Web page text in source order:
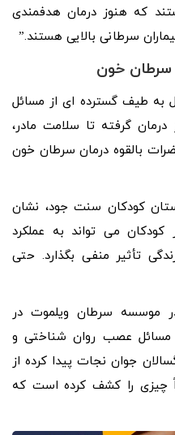
که هنوز درمان هدفمندی
سرطانی بالایی هستند.”
سرطان خون
به طیف گسترده ای از مسائل
درمان گرفته تا سلامت مادر،
بالقوه درمان سرطان خون
کودکان سنت جود، نشان
می‌ تواند به عملکرد
تأثیر منفی بگذارد. حتی
در موسسه سرطان ویلموت در
مسائل عصب روان شناختی و
جوان نجات پیدا کرده از
چیزی را کشف کرده است که